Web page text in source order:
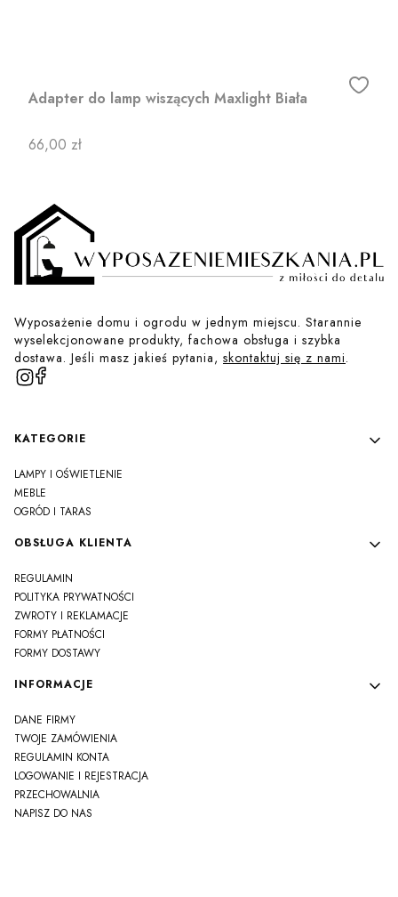
Adapter do lamp wiszących Maxlight Biała
Cena
66,00 zł
Wyposażenie domu i ogrodu w jednym miejscu. Starannie
wyselekcjonowane produkty, fachowa obsługa i szybka
dostawa. Jeśli masz jakieś pytania, skontaktuj się z nami.
Linki w stopce
KATEGORIE
LAMPY I OŚWIETLENIE
MEBLE
OGRÓD I TARAS
OBSŁUGA KLIENTA
REGULAMIN
POLITYKA PRYWATNOŚCI
ZWROTY I REKLAMACJE
FORMY PŁATNOŚCI
FORMY DOSTAWY
INFORMACJE
DANE FIRMY
TWOJE ZAMÓWIENIA
REGULAMIN KONTA
LOGOWANIE I REJESTRACJA
PRZECHOWALNIA
NAPISZ DO NAS